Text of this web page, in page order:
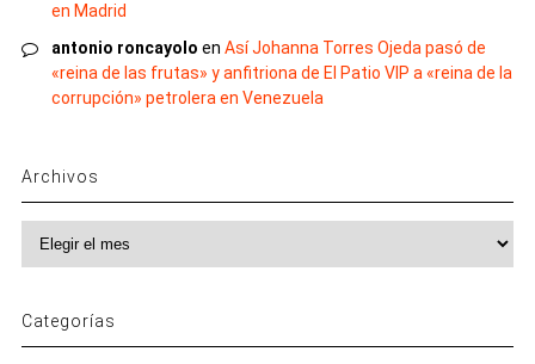
en Madrid
antonio roncayolo en Así Johanna Torres Ojeda pasó de
«reina de las frutas» y anfitriona de El Patio VIP a «reina de la
corrupción» petrolera en Venezuela
Archivos
Archivos
Categorías